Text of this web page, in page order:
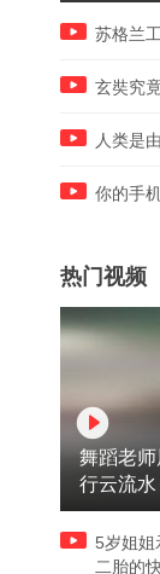
听了 没想到真是媳
苏格兰
玄奘究
人类是
你的手
热门视频
舞蹈老
行云流
又舞又
5岁姐姐
二胎的